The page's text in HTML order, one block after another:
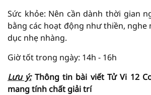
Sức khỏe: Nên cần dành thời gian
bằng các hoạt động như thiền, nghe
dục nhẹ nhàng.
Giờ tốt trong ngày: 14h - 16h
Lưu ý: Thông tin bài viếtTử Vi 12
mang tính chất giải trí